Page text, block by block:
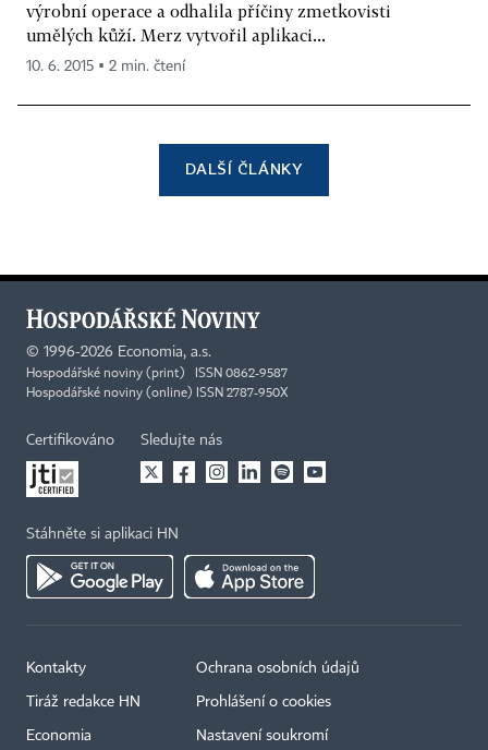
výrobní operace a odhalila příčiny zmetkovisti
umělých kůží. Merz vytvořil aplikaci...
10. 6. 2015 ▪ 2 min. čtení
DALŠÍ ČLÁNKY
© 1996-2026 Economia, a.s.
Hospodářské noviny (print) ISSN 0862-9587
Hospodářské noviny (online) ISSN 2787-950X
Certifikováno Sledujte nás
Stáhněte si aplikaci HN
Kontakty
Tiráž redakce HN
Economia
Ochrana osobních údajů
Prohlášení o cookies
Nastavení soukromí